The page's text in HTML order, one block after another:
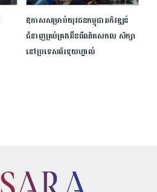
ឱ​កាស​សម្រាប់​យុវជន​កម្ពុជា​អភិវឌ្ឍន៍​
ជំនាញ​គ្រប់គ្រង​អ៊ីនធឺណិត​សកល ​សិក្សា​
នៅ​ប្រទេស​ព័រទុយហ្គាល់​